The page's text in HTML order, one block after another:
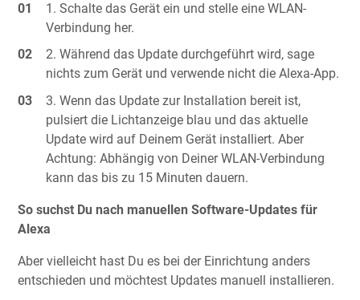
Schalte das Gerät ein und stelle eine WLAN-
Verbindung her.
Während das Update durchgeführt wird, sage
nichts zum Gerät und verwende nicht die Alexa-App.
Wenn das Update zur Installation bereit ist,
pulsiert die Lichtanzeige blau und das aktuelle
Update wird auf Deinem Gerät installiert. Aber
Achtung: Abhängig von Deiner WLAN-Verbindung
kann das bis zu 15 Minuten dauern.
So suchst Du nach manuellen Software-Updates für
Alexa
Aber vielleicht hast Du es bei der Einrichtung anders
entschieden und möchtest Updates manuell installieren.